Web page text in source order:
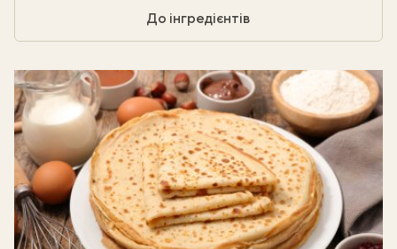
До інгредієнтів